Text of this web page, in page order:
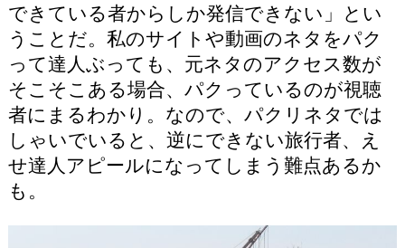
できている者からしか発信できない」とい
うことだ。私のサイトや動画のネタをパク
って達人ぶっても、元ネタのアクセス数が
そこそこある場合、パクっているのが視聴
者にまるわかり。なので、パクリネタでは
しゃいでいると、逆にできない旅行者、え
せ達人アピールになってしまう難点あるか
も。